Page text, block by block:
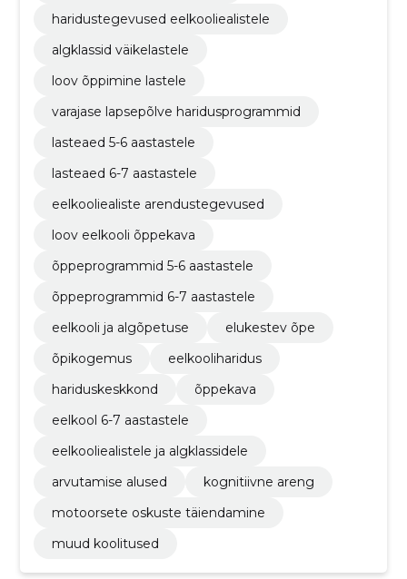
haridustegevused eelkooliealistele
algklassid väikelastele
loov õppimine lastele
varajase lapsepõlve haridusprogrammid
lasteaed 5-6 aastastele
lasteaed 6-7 aastastele
eelkooliealiste arendustegevused
loov eelkooli õppekava
õppeprogrammid 5-6 aastastele
õppeprogrammid 6-7 aastastele
eelkooli ja algõpetuse
elukestev õpe
õpikogemus
eelkooliharidus
hariduskeskkond
õppekava
eelkool 6-7 aastastele
eelkooliealistele ja algklassidele
arvutamise alused
kognitiivne areng
motoorsete oskuste täiendamine
muud koolitused